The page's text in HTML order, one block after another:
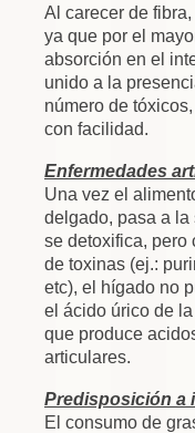
Al carecer de
ya que por el
absorción en el
unido a la
número de
con facilidad.
Enfermedades
Una vez el
delgado, pasa a
se detoxifica, pero
de toxinas (ej.:
etc), el hígado no
el ácido úrico de
que produce
articulares.
Predisposición a
El consumo de